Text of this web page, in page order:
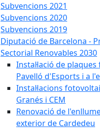
Subvencions 2021
Subvencions 2020
Subvencions 2019
Diputació de Barcelona -
Sectorial Renovables 2030
Instal·lació de
Pavelló d'Esports i a
Instal·lacions
Granés i CEM
Renovació de
exterior de Cardedeu